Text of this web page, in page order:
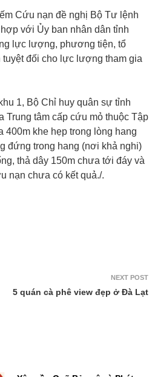
Cứu nạn đề nghị Bộ Tư lệnh
với Ủy ban nhân dân tỉnh
lực lượng, phương tiện, tổ
đối cho lực lượng tham gia
1, Bộ Chỉ huy quân sự tỉnh
tâm cấp cứu mỏ thuộc Tập
400m khe hẹp trong lòng hang
đứng trong hang (nơi khả nghi)
thả dây 150m chưa tới đáy và
nạn chưa có kết quả./.
NEXT POST
5 quán cà phê view đẹp ở Đà Lạt